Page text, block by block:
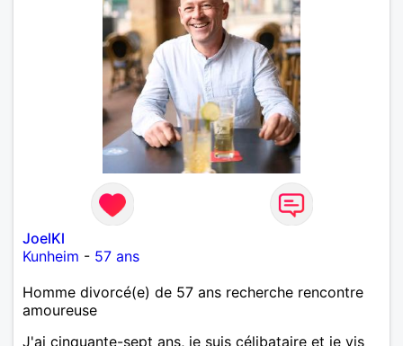
JoelKl
Kunheim - 57 ans
Homme divorcé(e) de 57 ans recherche rencontre
amoureuse
J'ai cinquante-sept ans, je suis célibataire et je vis